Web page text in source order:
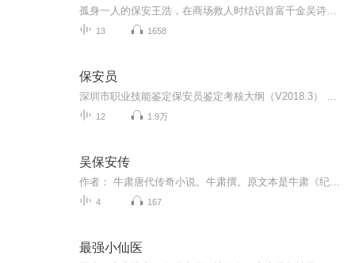
13 1658
保安员
12 1.9万
吴保安传
4 167
最强小仙医